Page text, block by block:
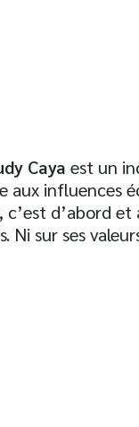
Caya est un
aux influences
d’abord
Ni sur ses